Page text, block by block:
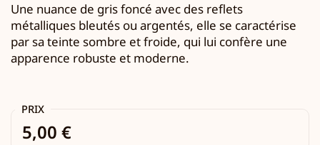
Une nuance de gris foncé avec des reflets
métalliques bleutés ou argentés, elle se caractérise
par sa teinte sombre et froide, qui lui confère une
apparence robuste et moderne.
PRIX
5,00 €